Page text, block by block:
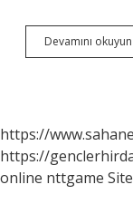
Devamını okuyun
https://
https://
online nttgame